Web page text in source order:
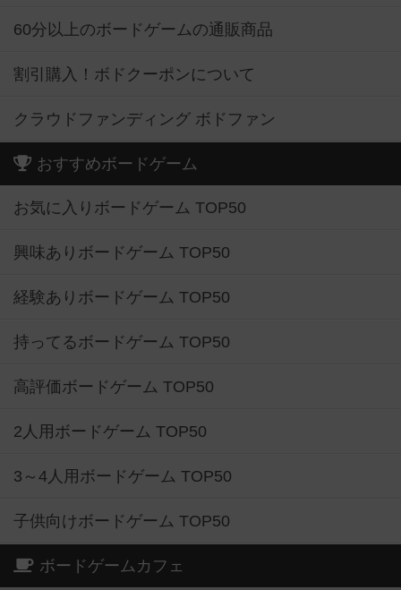
60分以上のボードゲームの通販商品
割引購入！ボドクーポンについて
クラウドファンディング ボドファン
おすすめボードゲーム
お気に入りボードゲーム TOP50
興味ありボードゲーム TOP50
経験ありボードゲーム TOP50
持ってるボードゲーム TOP50
高評価ボードゲーム TOP50
2人用ボードゲーム TOP50
3～4人用ボードゲーム TOP50
子供向けボードゲーム TOP50
ボードゲームカフェ